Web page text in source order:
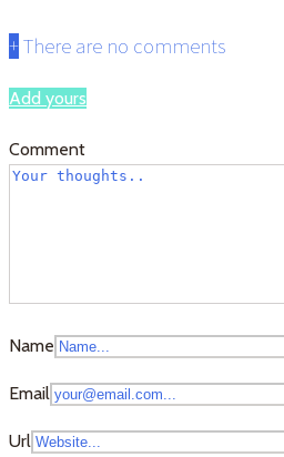
+There are no comments
Add yours
Comment
Name
Email
Url